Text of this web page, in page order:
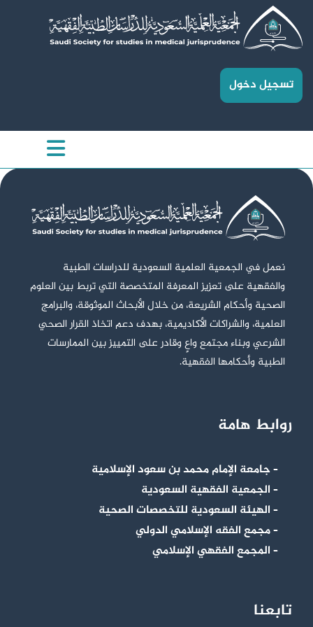
تسجيل دخول
نعمل في الجمعية العلمية السعودية للدراسات الطبية
والفقهية على تعزيز المعرفة المتخصصة التي تربط بين العلوم
الصحية وأحكام الشريعة، من خلال الأبحاث الموثوقة، والبرامج
العلمية، والشراكات الأكاديمية، بهدف دعم اتخاذ القرار الصحي
الشرعي وبناء مجتمع واعٍ وقادر على التمييز بين الممارسات
الطبية وأحكامها الفقهية.
روابط هامة
– جامعة الإمام محمد بن سعود الإسلامية
– الجمعية الفقهية السعودية
– الهيئة السعودية للتخصصات الصحية
– مجمع الفقه الإسلامي الدولي
– المجمع الفقهي الإسلامي
تابعنا